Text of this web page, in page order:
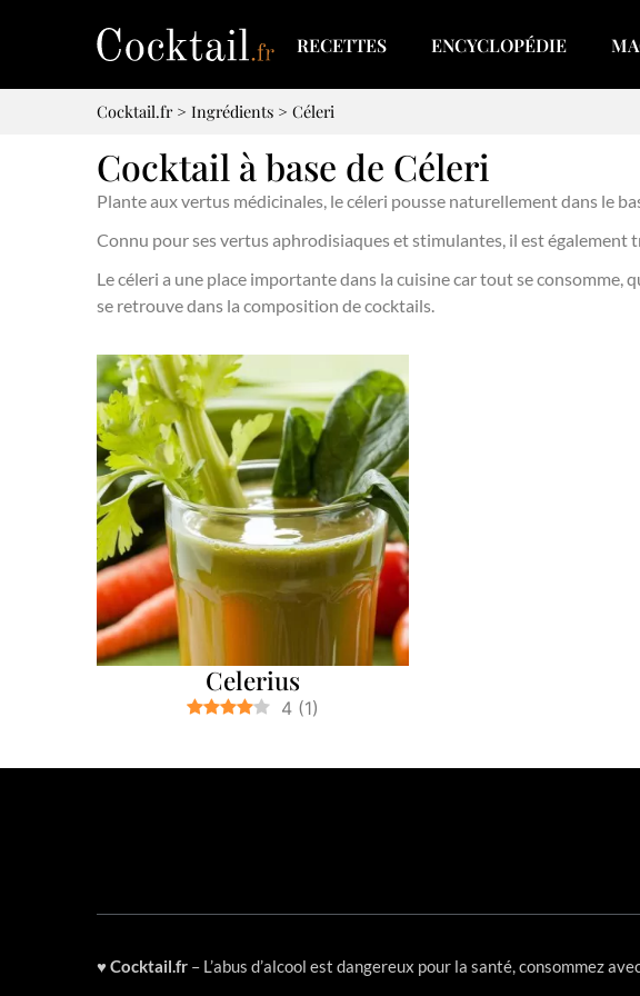
RECETTES ENCYCLOPÉDIE
Cocktail.fr> Ingrédients > Céleri
Cocktail à base de Céleri
Plante aux vertus médicinales, le céleri pousse naturellement dans le
Connu pour ses vertus aphrodisiaques et stimulantes, il est également
Le céleri a une place importante dans la cuisine car tout se consomme,
se retrouve dans la composition de cocktails.
Celerius
4 (1)
♥ Cocktail.fr – L’abus d’alcool est dangereux pour la santé, consommez